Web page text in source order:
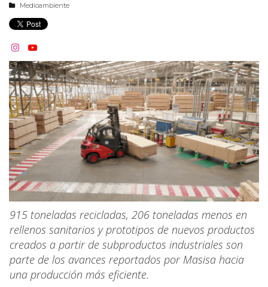
Medioambiente
 
915 toneladas recicladas, 206 toneladas menos en
rellenos sanitarios y prototipos de nuevos productos
creados a partir de subproductos industriales son
parte de los avances reportados por Masisa hacia
una producción más eficiente.